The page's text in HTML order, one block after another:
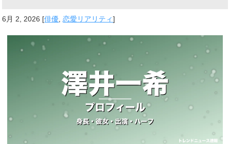
6月 2, 2026 [俳優,恋愛リアリティ]